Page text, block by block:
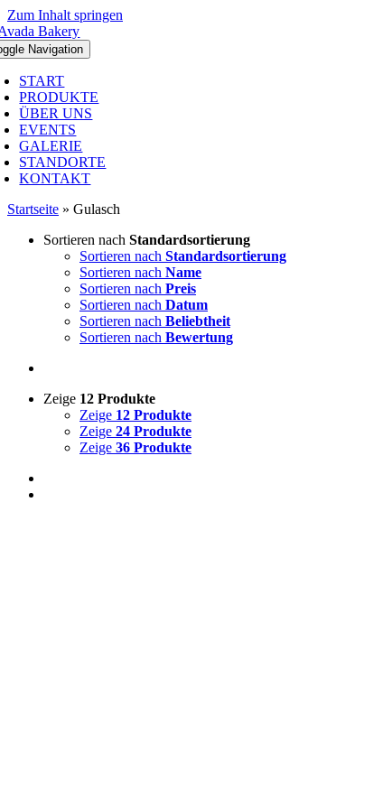
Zum Inhalt springen
Navigation
START
PRODUKTE
ÜBER UNS
EVENTS
GALERIE
STANDORTE
KONTAKT
Startseite » Gulasch
Sortieren nach Standardsortierung
Sortieren nach Standardsortierung
Sortieren nach Name
Sortieren nach Preis
Sortieren nach Datum
Sortieren nach Beliebtheit
Sortieren nach Bewertung
Zeige 12 Produkte
Zeige 12 Produkte
Zeige 24 Produkte
Zeige 36 Produkte